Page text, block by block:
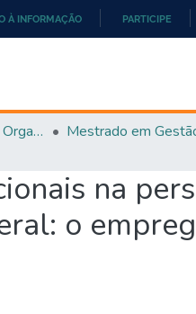
À INFORMAÇÃO PARTICIPE
Mestrado em Gestão Organizacional - PPGGO
na
o